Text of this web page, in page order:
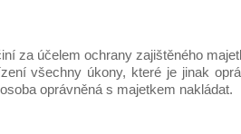
za účelem ochrany zajištěného
všechny úkony, které je jinak
oprávněná s majetkem nakládat.